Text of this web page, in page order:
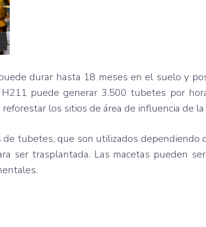
durar hasta 18 meses en el suelo y
puede generar 3.500 tubetes por
los sitios de área de influencia de la
tubetes, que son utilizados dependiendo
ser trasplantada. Las macetas pueden